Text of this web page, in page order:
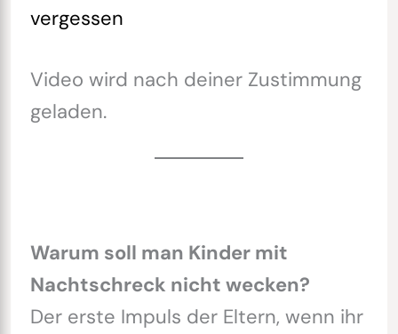
vergessen
Video wird nach deiner Zustimmung
geladen.
Warum soll man Kinder mit
Nachtschreck nicht wecken?
Der erste Impuls der Eltern, wenn ihr